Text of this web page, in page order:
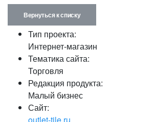
Вернуться к списку
Тип проекта:
Интернет-магазин
Тематика сайта:
Торговля
Редакция продукта:
Малый бизнес
Сайт: